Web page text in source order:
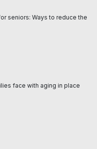
seniors: Ways to reduce the
face with aging in place